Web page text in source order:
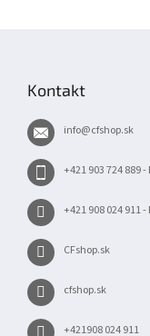
Kontakt
info@cfshop.sk
+421 903 724 889
+421 908 024 911
CFshop.sk
cfshop.sk
+421908 024 911